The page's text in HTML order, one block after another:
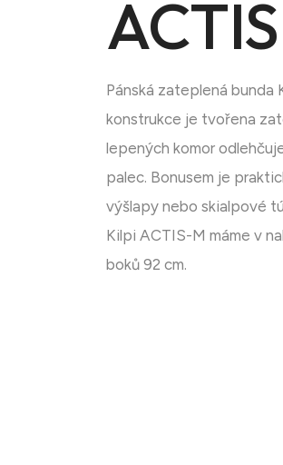
Pánská zateplená
konstrukce je tvořena
lepených komor
palec. Bonusem je
výšlapy nebo skialpové
Kilpi ACTIS-M máme v
boků 92 cm.